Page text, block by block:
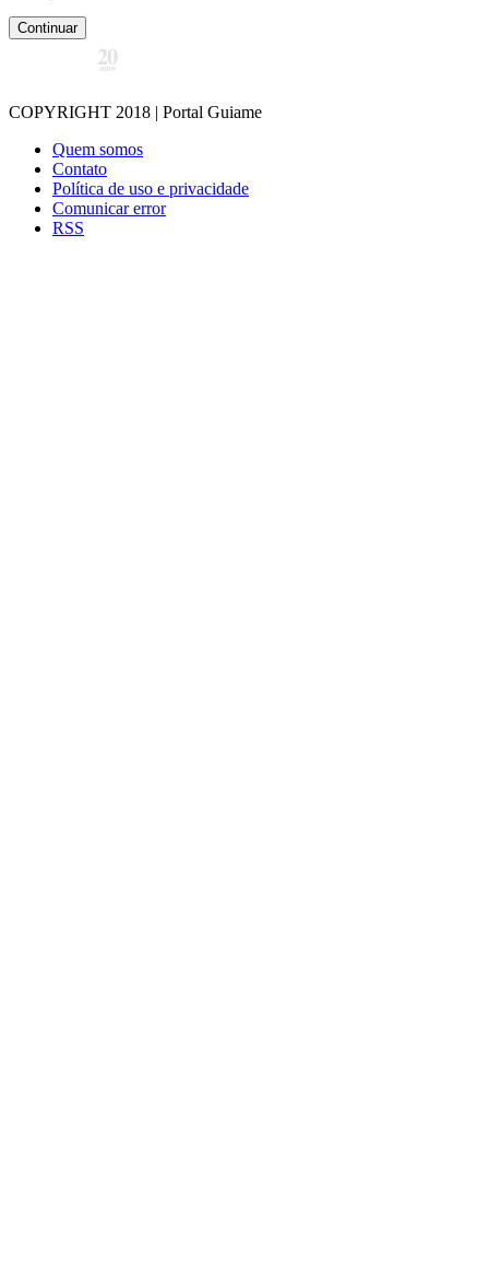
Continuar
COPYRIGHT 2018 | Portal Guiame
Quem somos
Contato
Política de uso e privacidade
Comunicar error
RSS